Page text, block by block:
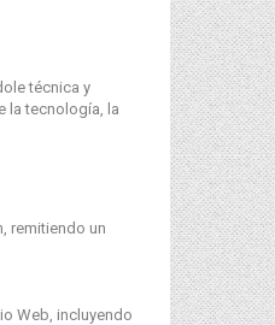
técnica y
la tecnología, la
remitiendo un
Web, incluyendo